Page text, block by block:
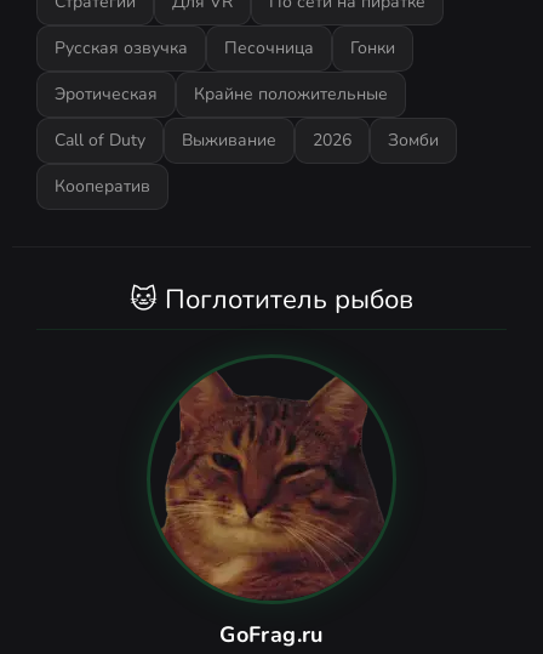
Русская озвучка
Песочница
Гонки
Эротическая
Крайне положительные
Call of Duty
Выживание 2026
Зомби
Кооператив
🐱 Поглотитель рыбов
GoFrag.ru